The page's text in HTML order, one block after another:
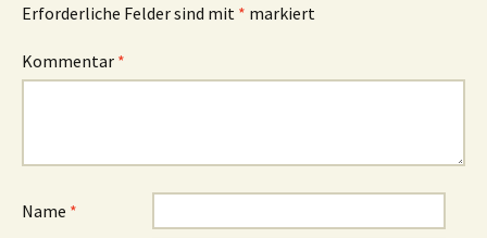
Erforderliche Felder sind mit * markiert
Kommentar *
Name *